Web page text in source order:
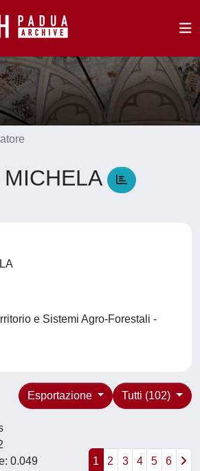
e Sistemi Agro-Forestali -
Tutti (102)
Esportazione
0.049
1 2 3 4 5 6